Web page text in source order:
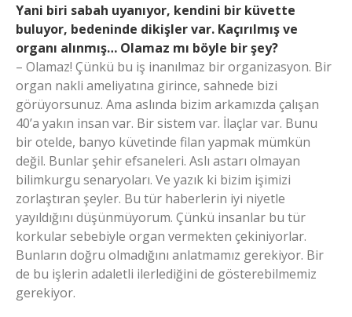
Yani biri sabah uyanıyor, kendini bir küvette
buluyor, bedeninde dikişler var. Kaçırılmış ve
organı alınmış… Olamaz mı böyle bir şey?
– Olamaz! Çünkü bu iş inanılmaz bir organizasyon. Bir
organ nakli ameliyatına girince, sahnede bizi
görüyorsunuz. Ama aslında bizim arkamızda çalışan
40’a yakın insan var. Bir sistem var. İlaçlar var. Bunu
bir otelde, banyo küvetinde filan yapmak mümkün
değil. Bunlar şehir efsaneleri. Aslı astarı olmayan
bilimkurgu senaryoları. Ve yazık ki bizim işimizi
zorlaştıran şeyler. Bu tür haberlerin iyi niyetle
yayıldığını düşünmüyorum. Çünkü insanlar bu tür
korkular sebebiyle organ vermekten çekiniyorlar.
Bunların doğru olmadığını anlatmamız gerekiyor. Bir
de bu işlerin adaletli ilerlediğini de gösterebilmemiz
gerekiyor.